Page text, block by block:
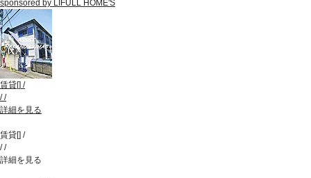
sponsored by LIFULL HOME'S
賃貸[] /
//
詳細を見る
賃貸[] /
//
詳細を見る